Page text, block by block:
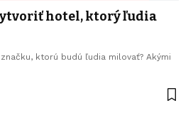
hotel, ktorý ľudia
ktorú budú ľudia milovať? Akými